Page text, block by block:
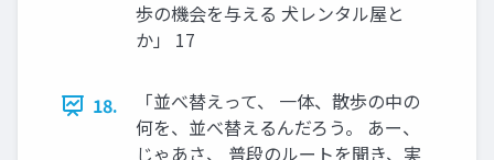
歩の機会を与える 犬レンタル屋と
か」 17
18.
「並べ替えって、 一体、散歩の中の
何を、並べ替えるんだろう。 あー、
じゃあさ、 普段のルートを聞き、実